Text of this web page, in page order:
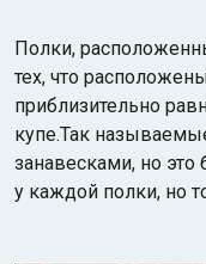
Полки,
тех, что
приблизительно
купе.Так
занавесками, но
у каждой полки, но